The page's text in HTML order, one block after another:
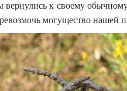
к своему
могущество нашей